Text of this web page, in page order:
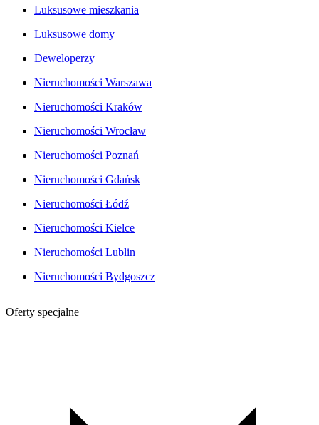
Luksusowe mieszkania
Luksusowe domy
Deweloperzy
Nieruchomości Warszawa
Nieruchomości Kraków
Nieruchomości Wrocław
Nieruchomości Poznań
Nieruchomości Gdańsk
Nieruchomości Łódź
Nieruchomości Kielce
Nieruchomości Lublin
Nieruchomości Bydgoszcz
Oferty specjalne